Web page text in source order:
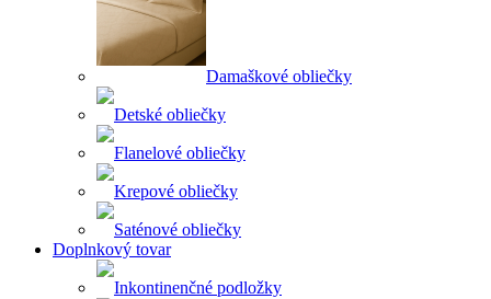
Damaškové obliečky
Detské obliečky
Flanelové obliečky
Krepové obliečky
Saténové obliečky
Doplnkový tovar
Inkontinenčné podložky